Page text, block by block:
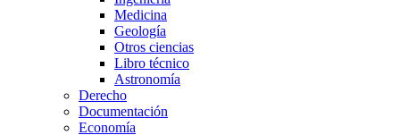
Medicina
Geología
Otros ciencias
Libro técnico
Astronomía
Derecho
Documentación
Economía